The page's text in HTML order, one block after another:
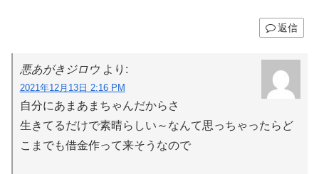
返信
悪あがきジロウ より:
2021年12月13日 2:16 PM
自分にあまあまちゃんだからさ
生きてるだけで素晴らしい～なんて思っちゃったらど
こまでも借金作って来そうなので